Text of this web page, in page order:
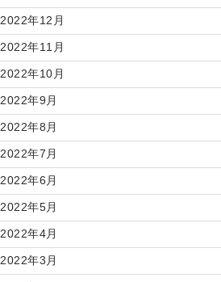
2022年12月
2022年11月
2022年10月
2022年9月
2022年8月
2022年7月
2022年6月
2022年5月
2022年4月
2022年3月